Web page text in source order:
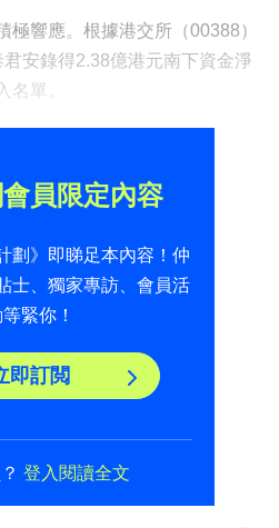
極響應。根據港交所（00388）
安錄得2.38億港元南下資金淨
名單。
員限定內容
劃》即睇足本內容！仲
士、獨家專訪、會員活
緊你！
即訂閲
登入閱讀全文